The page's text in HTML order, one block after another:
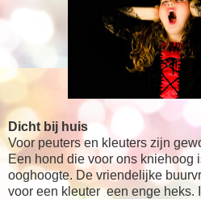
Dicht bij huis
Voor peuters en kleuters zijn
Een hond die voor ons kniehoog
ooghoogte. De vriendelijke
voor een kleuter een enge heks.